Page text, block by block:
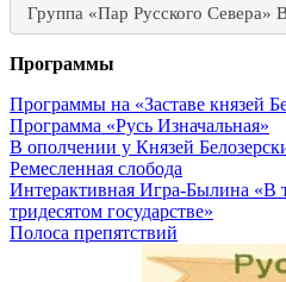
Группа «Пар Русского Севера»
Программы
Программы на «Заставе князей
Программа «Русь Изначальная»
В ополчении у Князей
Ремесленная слобода
Интерактивная Игра-Былина «В
тридесятом государстве»
Полоса препятствий